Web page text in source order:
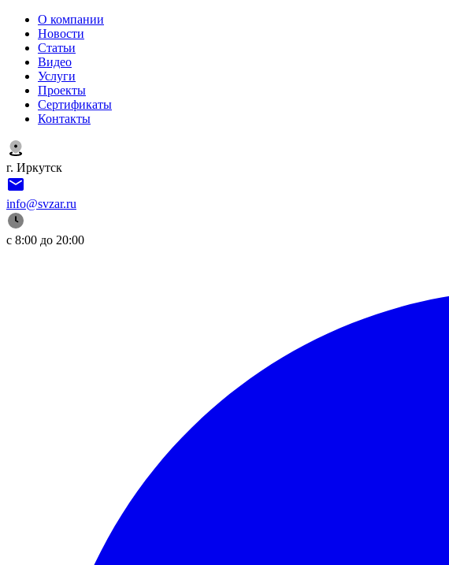
О компании
Новости
Статьи
Видео
Услуги
Проекты
Сертификаты
Контакты
г. Иркутск
info@svzar.ru
с 8:00 до 20:00